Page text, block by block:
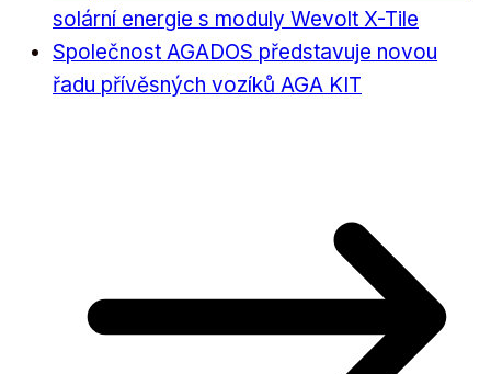
solární energie s moduly Wevolt X-Tile
Společnost AGADOS představuje novou
řadu přívěsných vozíků AGA KIT